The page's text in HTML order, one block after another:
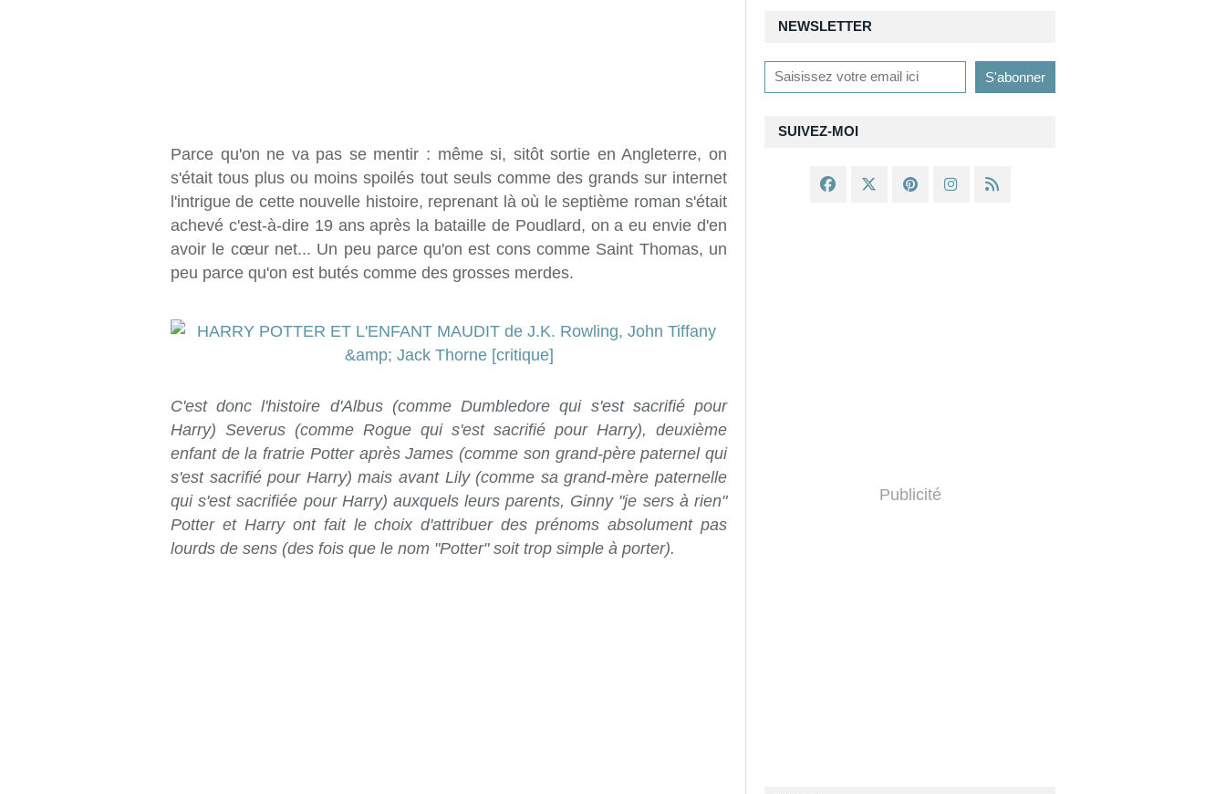
Parce qu'on ne va pas se mentir : même si, sitôt sortie en Angleterre, on
s'était tous plus ou moins spoilés tout seuls comme des grands sur internet
l'intrigue de cette nouvelle histoire, reprenant là où le septième roman s'était
achevé c'est-à-dire 19 ans après la bataille de Poudlard, on a eu envie d'en
avoir le cœur net... Un peu parce qu'on est cons comme Saint Thomas, un
peu parce qu'on est butés comme des grosses merdes.
C'est donc l'histoire d'Albus (comme Dumbledore qui s'est sacrifié pour
Harry) Severus (comme Rogue qui s'est sacrifié pour Harry), deuxième
enfant de la fratrie Potter après James (comme son grand-père paternel qui
s'est sacrifié pour Harry) mais avant Lily (comme sa grand-mère paternelle
qui s'est sacrifiée pour Harry) auxquels leurs parents, Ginny "je sers à rien"
Potter et Harry ont fait le choix d'attribuer des prénoms absolument pas
lourds de sens (des fois que le nom "Potter" soit trop simple à porter).
NEWSLETTER
SUIVEZ-MOI
Publicité